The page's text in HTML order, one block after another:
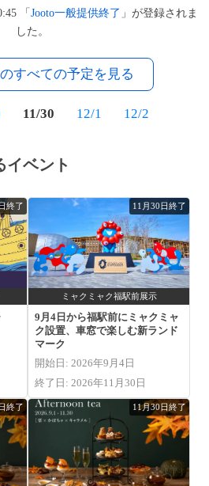
「Jooto一般提供終了 」が登録されま
した。
すべての予定を見る
11/30 12/1 12/2
イベント
終了 11月30日終了
ミャクミャク福駅前展示
9月4日から福駅前にミャクミャ
ク設置、車窓で楽しむ新ランド
マーク
開始日: 2026年9月4日
終了日: 2026年11月30日
終了 11月30日終了